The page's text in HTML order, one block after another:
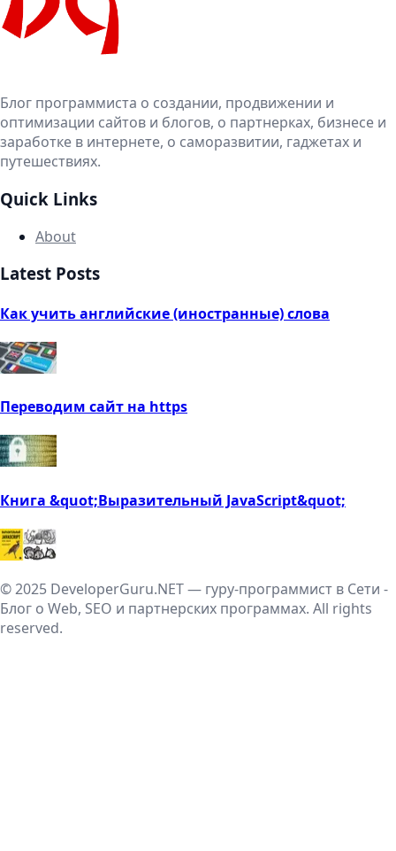
Блог программиста о создании, продвижении и
оптимизации сайтов и блогов, о партнерках, бизнесе и
заработке в интернете, о саморазвитии, гаджетах и
путешествиях.
Quick Links
About
Latest Posts
Как учить английские (иностранные) слова
Переводим сайт на https
Книга &quot;Выразительный JavaScript&quot;
© 2025 DeveloperGuru.NET — гуру-программист в Сети -
Блог о Web, SEO и партнерских программах. All rights
reserved.